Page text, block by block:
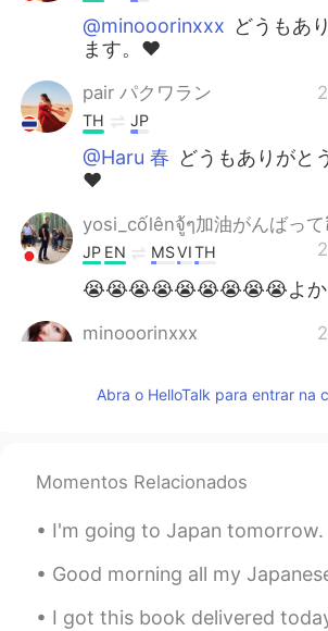
@minooorinxxx どうもあ
ます。❤
pair パクワラン
TH JP
@Haru 春 どうもありがと
❤
yosi_cốlênจู้ๆ加油がんばっ
JP EN MSVI TH
😭😭😭😭😭😭😭😭😭よか
minooorinxxx
素敵🥰😂
がわかりません。
前の
会社を辞めた後、彼に
は わかりません。
Abra o HelloTalk para entrar na
Momentos Relacionados
I'm going to Japan tomorrow. It's going to be a long flight. I think I
Good morning all my Japanese friends! ☺️ My roommate came knock on
I got this book delivered today! I'm so excited to read it. I like